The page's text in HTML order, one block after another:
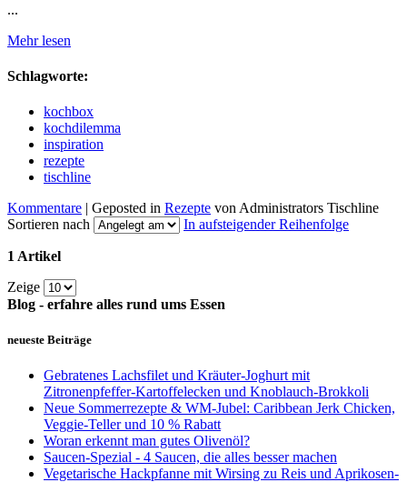
...
Mehr lesen
Schlagworte:
kochbox
kochdilemma
inspiration
rezepte
tischline
Kommentare | Geposted in Rezepte von Administrators Tischline
Sortieren nach
In aufsteigender Reihenfolge
1 Artikel
Zeige
Blog - erfahre alles rund ums Essen
neueste Beiträge
Gebratenes Lachsfilet und Kräuter-Joghurt mit
Zitronenpfeffer-Kartoffelecken und Knoblauch-Brokkoli
Neue Sommerrezepte & WM-Jubel: Caribbean Jerk Chicken,
Veggie-Teller und 10 % Rabatt
Woran erkennt man gutes Olivenöl?
Saucen-Spezial - 4 Saucen, die alles besser machen
Vegetarische Hackpfanne mit Wirsing zu Reis und Aprikosen-